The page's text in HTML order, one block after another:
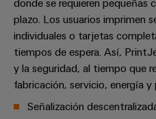
plazo. Los usuarios imprimen
individuales o tarjetas
tiempos de espera. Así,
y la seguridad, al tiempo que
fabricación, servicio, energía
Señalización